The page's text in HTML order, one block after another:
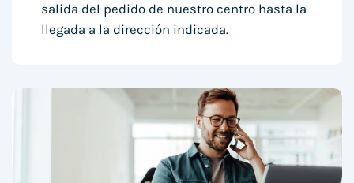
salida del pedido de nuestro centro hasta la
llegada a la dirección indicada.